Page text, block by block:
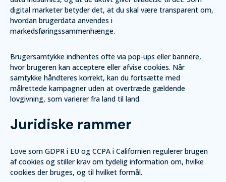
digital marketer betyder det, at du skal være transparent om,
hvordan brugerdata anvendes i
markedsføringssammenhænge.
Brugersamtykke indhentes ofte via pop-ups eller bannere,
hvor brugeren kan acceptere eller afvise cookies. Når
samtykke håndteres korrekt, kan du fortsætte med
målrettede kampagner uden at overtræde gældende
lovgivning, som varierer fra land til land.
Juridiske rammer
Love som GDPR i EU og CCPA i Californien regulerer brugen
af cookies og stiller krav om tydelig information om, hvilke
cookies der bruges, og til hvilket formål.